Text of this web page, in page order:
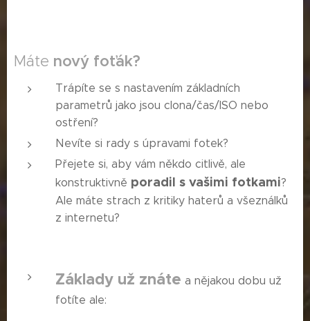
Máte nový foťák?
Trápíte se s nastavením základních
parametrů jako jsou clona/čas/ISO nebo
ostření?
Nevíte si rady s úpravami fotek?
Přejete si, aby vám někdo citlivě, ale
konstruktivně poradil s vašimi fotkami?
Ale máte strach z kritiky haterů a všeználků
z internetu?
Základy už znáte a nějakou dobu už
fotíte ale: